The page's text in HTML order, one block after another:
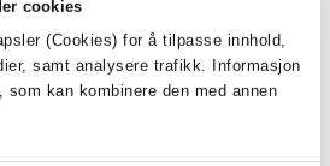
cookies
(Cookies) for å tilpasse innhold,
samt analysere trafikk. Informasjon
som kan kombinere den med annen